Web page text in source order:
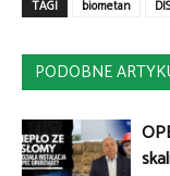
TAGI biometan
PODOBNE